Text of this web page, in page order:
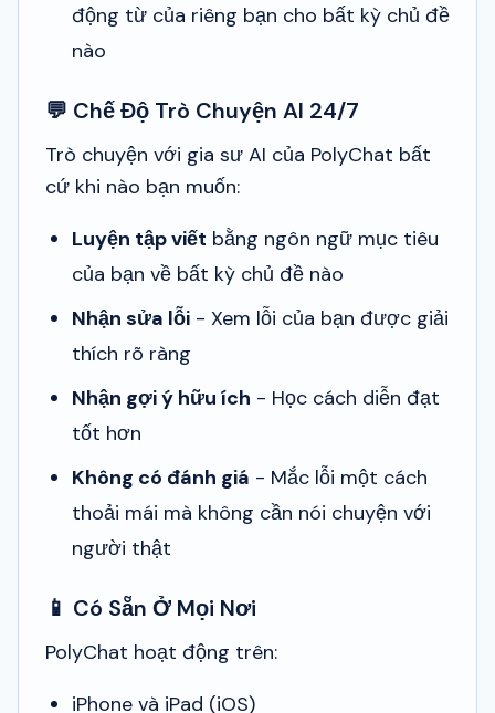
động từ của riêng bạn cho bất kỳ chủ đề
nào
💬 Chế Độ Trò Chuyện AI 24/7
Trò chuyện với gia sư AI của PolyChat bất
cứ khi nào bạn muốn:
Luyện tập viết bằng ngôn ngữ mục tiêu
của bạn về bất kỳ chủ đề nào
Nhận sửa lỗi - Xem lỗi của bạn được giải
thích rõ ràng
Nhận gợi ý hữu ích - Học cách diễn đạt
tốt hơn
Không có đánh giá - Mắc lỗi một cách
thoải mái mà không cần nói chuyện với
người thật
📱 Có Sẵn Ở Mọi Nơi
PolyChat hoạt động trên:
iPhone và iPad (iOS)